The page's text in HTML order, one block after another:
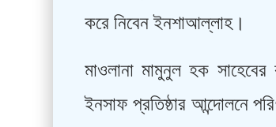
করে নিবেন ইনশাআল্লাহ।
মাওলানা মামুনুল হক
ইনসাফ প্রতিষ্ঠার আন্দোলনে